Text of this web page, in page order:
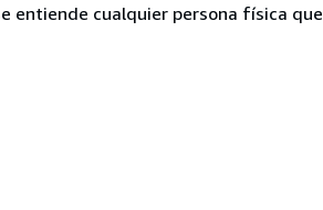
entiende cualquier persona física que